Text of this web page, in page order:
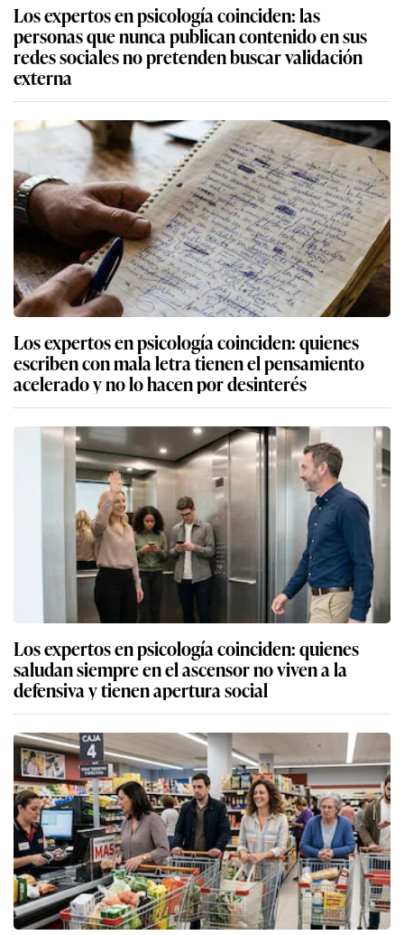
Los expertos en psicología coinciden: las
personas que nunca publican contenido en sus
redes sociales no pretenden buscar validación
externa
Los expertos en psicología coinciden: quienes
escriben con mala letra tienen el pensamiento
acelerado y no lo hacen por desinterés
Los expertos en psicología coinciden: quienes
saludan siempre en el ascensor no viven a la
defensiva y tienen apertura social